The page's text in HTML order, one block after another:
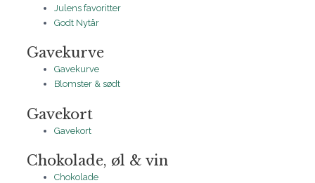
Julens favoritter
Godt Nytår
Gavekurve
Gavekurve
Blomster & sødt
Gavekort
Gavekort
Chokolade, øl & vin
Chokolade